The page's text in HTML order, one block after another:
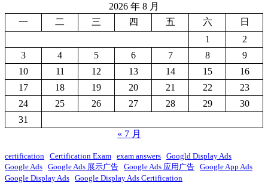
2026 年 8 月
一
二 三 四 五 六
日
1
2
3
4 5 6 7 8
9
10
11 12 13 14 15
16
17
18 19 20 21 22
23
24
25 26 27 28 29
30
31
« 7 月
certification Certification Exam exam answers Googld Display Ads
Google Ads Google Ads 展示广告 Google Ads 应用广告 Google App Ads
Google Display Ads Google Display Ads Certification